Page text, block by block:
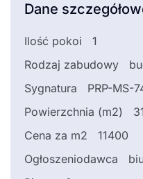
Dane
Ilość pokoi
1
Rodzaj zabudowy
Sygnatura
PRP-MS-
Powierzchnia (m2)
Cena za m2
11400
Ogłoszeniodawca